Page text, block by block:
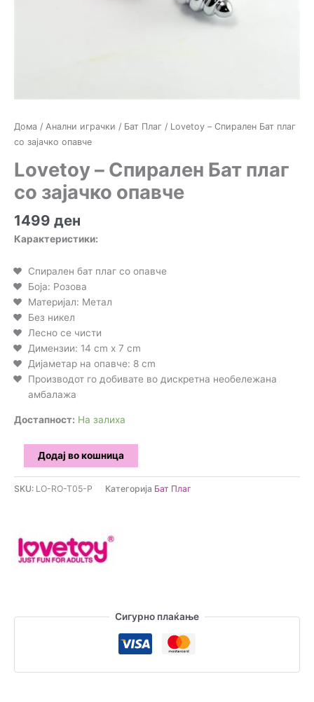
Дома / Анални играчки / Бат Плаг / Lovetoy – Спирален Бат плаг
со зајачко опавче
Lovetoy – Спирален Бат плаг
со зајачко опавче
1499 ден
Карактеристики:
Спирален бат плаг со опавче
Боја: Розова
Материјал: Метал
Без никел
Лесно се чисти
Димензии: 14 cm x 7 cm
Дијаметар на опавче: 8 cm
Производот го добивате во дискретна необележана
амбалажа
Достапност: На залиха
Lovetoy
зајачко
опавче
Додај во кошница
SKU: LO-RO-T05-P Категорија Бат Плаг
Сигурно плаќање